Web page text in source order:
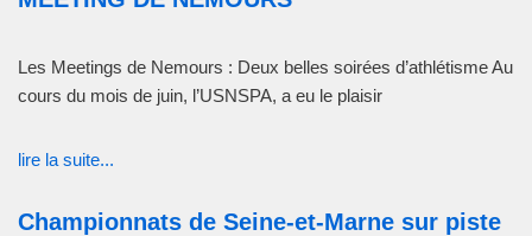
Les Meetings de Nemours : Deux belles soirées d’athlétisme Au
cours du mois de juin, l’USNSPA, a eu le plaisir
lire la suite...
Championnats de Seine-et-Marne sur piste